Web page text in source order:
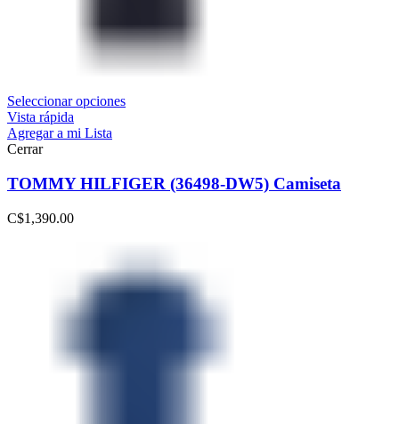
Seleccionar opciones
Vista rápida
Agregar a mi Lista
Cerrar
TOMMY HILFIGER (36498-DW5) Camiseta
C$1,390.00